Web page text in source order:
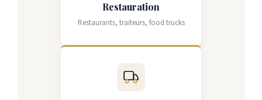
Restauration
Restaurants, traiteurs, food trucks